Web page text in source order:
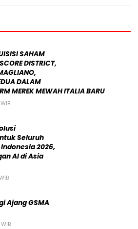
SAHAM
DISTRICT,
DALAM
MEREK MEWAH ITALIA BARU
Seluruh
2026,
AI di Asia
Ajang GSMA